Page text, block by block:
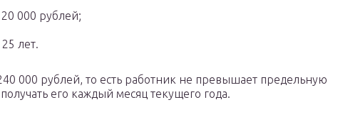
000 рублей;
лет.
000 рублей, то есть работник не превышает предельную
его каждый месяц текущего года.